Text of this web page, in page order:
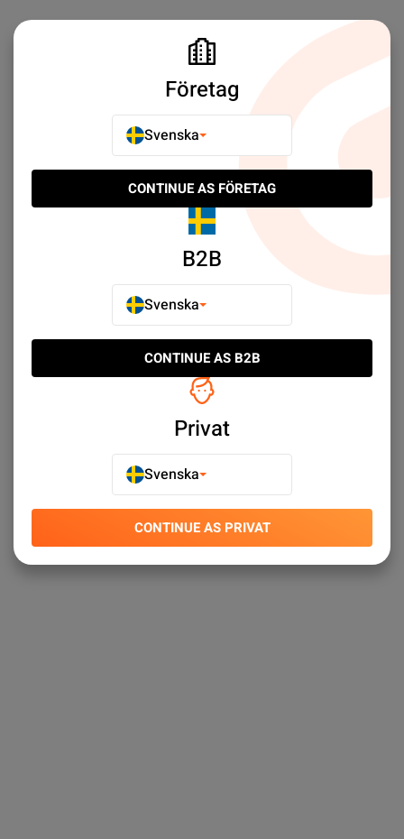
Företag
Svenska
CONTINUE AS FÖRETAG
B2B
Svenska
CONTINUE AS B2B
Privat
Svenska
CONTINUE AS PRIVAT